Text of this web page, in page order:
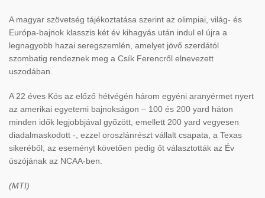
A magyar szövetség tájékoztatása szerint az olimpiai, világ- és
Európa-bajnok klasszis két év kihagyás után indul el újra a
legnagyobb hazai seregszemlén, amelyet jövő szerdától
szombatig rendeznek meg a Csík Ferencről elnevezett
uszodában.
A 22 éves Kós az előző hétvégén három egyéni aranyérmet nyert
az amerikai egyetemi bajnokságon – 100 és 200 yard háton
minden idők legjobbjával győzött, emellett 200 yard vegyesen
diadalmaskodott -, ezzel oroszlánrészt vállalt csapata, a Texas
sikeréből, az eseményt követően pedig őt választották az Év
úszójának az NCAA-ben.
(MTI)